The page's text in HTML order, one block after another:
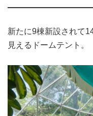
新たに9棟新設されて
見えるドームテント。